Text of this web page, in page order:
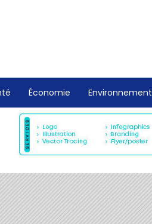
Économie Environnement